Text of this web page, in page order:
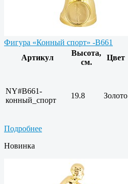
Фигура «Конный спорт» -B661
Артикул
Высота,
см.
Цвет
NY#B661-
конный_спорт
19.8 Золото
Подробнее
Новинка